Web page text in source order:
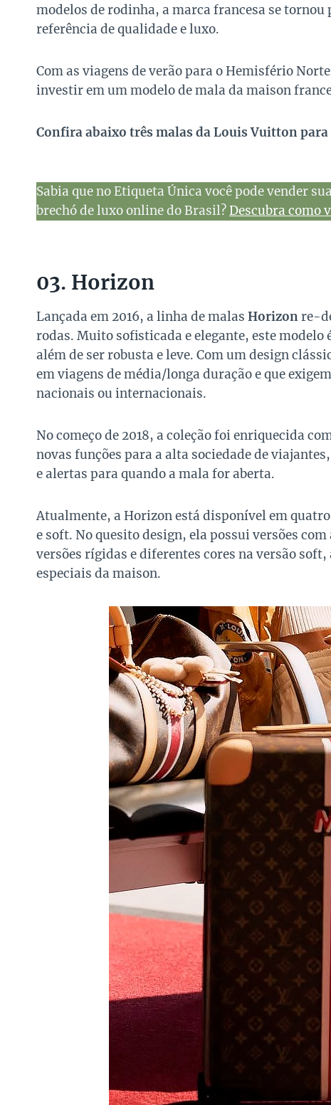
modelos de rodinha, a marca francesa se
referência de qualidade e luxo.
Com as viagens de verão para o Hemisfério
investir em um modelo de mala da maison
Confira abaixo três malas da Louis Vuitton
Sabia que no Etiqueta Única você pode vender
brechó de luxo online do Brasil?Descubra como
03. Horizon
Lançada em 2016, a linha de malas Horizonre-
rodas. Muito sofisticada e elegante, este
além de ser robusta e leve. Com um design
em viagens de média/longa duração e que
nacionais ou internacionais.
No começo de 2018, a coleção foi enriquecida
novas funções para a alta sociedade de
e alertas para quando a mala for aberta.
Atualmente, a Horizon está disponível em
e soft. No quesito design, ela possui versões
versões rígidas e diferentes cores na versão
especiais da maison.